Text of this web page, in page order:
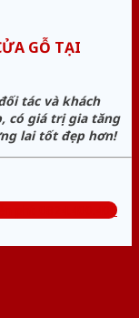
GỖ TẠI
tác và khách
có giá trị gia tăng
lai tốt đẹp hơn!
phí: 0824.400.400